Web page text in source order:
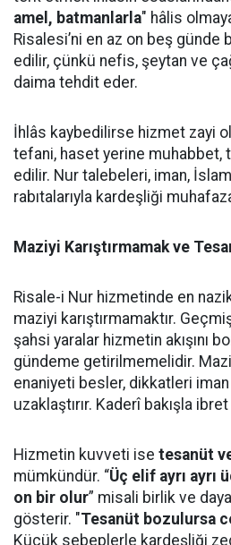
amel, batmanlarla" hâlis
Risalesi’ni en az on beş günde
edilir, çünkü nefis, şeytan ve
daima tehdit eder.
İhlâs kaybedilirse hizmet zayi
tefani, haset yerine muhabbet,
edilir. Nur talebeleri, iman,
rabıtalarıyla kardeşliği
Maziyi Karıştırmamak ve
Risale-i Nur hizmetinde en
maziyi karıştırmamaktır.
şahsi yaralar hizmetin akışını
gündeme getirilmemelidir.
enaniyeti besler, dikkatleri
uzaklaştırır. Kaderî bakışla
Hizmetin kuvveti ise tesanüt
mümkündür. “Üç elif ayrı ayrı
on bir olur” misali birlik ve
gösterir. "Tesanüt bozulursa
Küçük sebeplerle kardeşliği